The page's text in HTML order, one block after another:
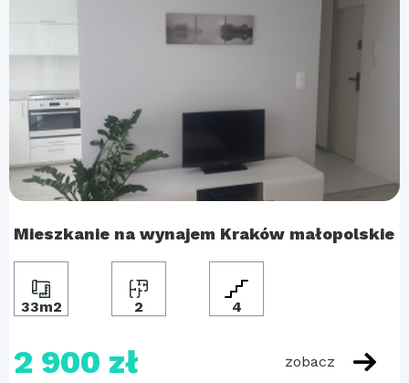
Mieszkanie na wynajem Kraków małopolskie
33m2 2 4
2 900 zł zobacz